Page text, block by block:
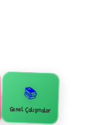
📚
Genel Çalışmalar